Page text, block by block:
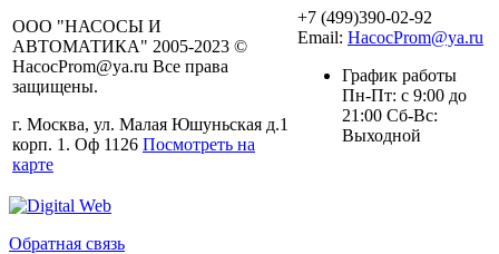
ООО "НАСОСЫ И
АВТОМАТИКА" 2005-2023 ©
HacocProm@ya.ru Все права
защищены.
г. Москва, ул. Малая Юшуньская д.1
корп. 1. Оф 1126 Посмотреть на
карте
+7 (499)390-02-92
Email: HacocProm@ya.ru
График работы
Пн-Пт: с 9:00 до
21:00 Сб-Вс:
Выходной
Обратная связь